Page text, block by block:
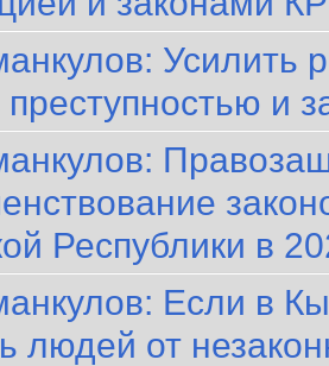
Усилить
и
Республики в
Если в
людей от